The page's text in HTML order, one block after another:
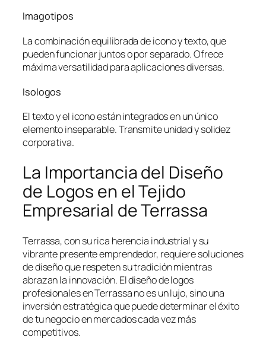
Imagotipos
La combinación equilibrada de icono y texto, que
pueden funcionar juntos o por separado. Ofrece
máxima versatilidad para aplicaciones diversas.
Isologos
El texto y el icono están integrados en un único
elemento inseparable. Transmite unidad y solidez
corporativa.
La Importancia del Diseño
de Logos en el Tejido
Empresarial de Terrassa
Terrassa, con su rica herencia industrial y su
vibrante presente emprendedor, requiere soluciones
de diseño que respeten su tradición mientras
abrazan la innovación. El diseño de logos
profesionales en Terrassa no es un lujo, sino una
inversión estratégica que puede determinar el éxito
de tu negocio en mercados cada vez más
competitivos.